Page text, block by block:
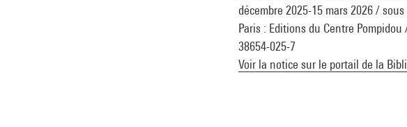
décembre 2025-15 mars 2026 /
Paris : Editions du Centre
38654-025-7
Voir la notice sur le portail de la